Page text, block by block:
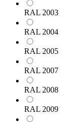
RAL 2003
RAL 2004
RAL 2005
RAL 2007
RAL 2008
RAL 2009